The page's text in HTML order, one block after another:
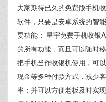
大家期待已久的免费版手机
软件，只要是安卓系统的智
要功能： 星宇免费手机收银
的所有功能，而且可以随时
把手机当作收银机使用，可
现金等多种付款方式，减少
率；并可以方便老板及时实